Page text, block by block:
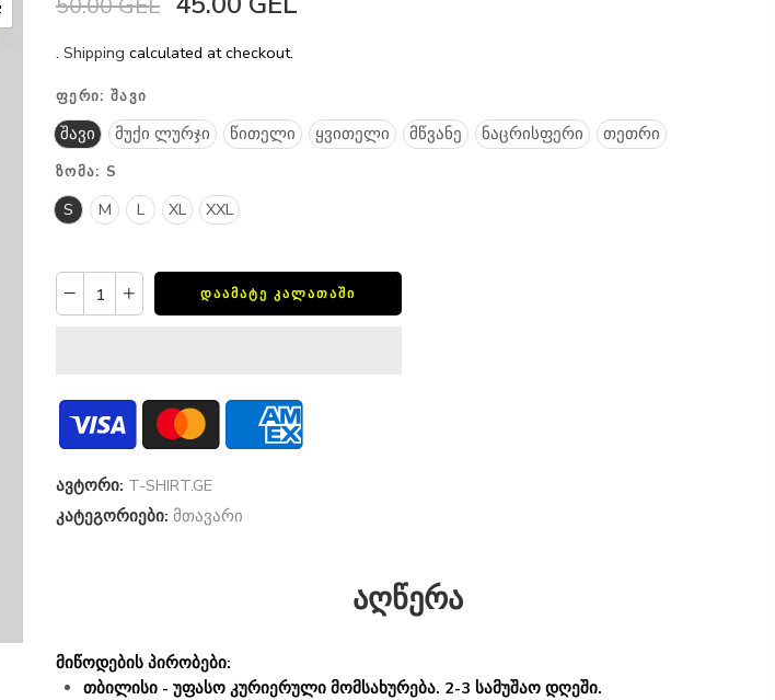
. Shipping calculated at checkout.
ᲤᲔᲠᲘ: ᲨᲐᲕᲘ
შავი მუქი ლურჯი წითელი ყვითელი მწვანე ნაცრისფერი თეთრი
ᲖᲝᲛᲐ: S
S M L XL XXL
ᲓᲐᲐᲛᲐᲢᲔ ᲙᲐᲚᲐᲗᲐᲨᲘ
ავტორი: T-SHIRT.GE
კატეგორიები: მთავარი
აღწერა
მიწოდების პირობები:
თბილისი - უფასო კურიერული მომსახურება. 2-3 სამუშაო დღეში.